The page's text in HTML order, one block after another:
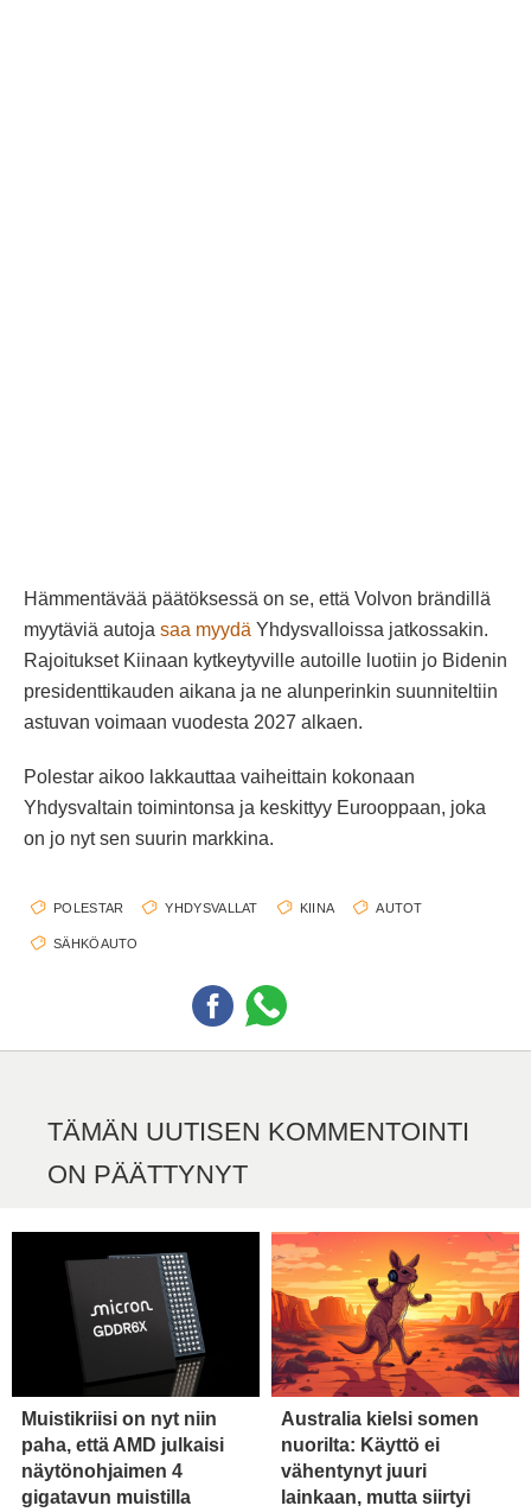
Hämmentävää päätöksessä on se, että Volvon brändillä
myytäviä autoja saa myydä Yhdysvalloissa jatkossakin.
Rajoitukset Kiinaan kytkeytyville autoille luotiin jo Bidenin
presidenttikauden aikana ja ne alunperinkin suunniteltiin
astuvan voimaan vuodesta 2027 alkaen.
Polestar aikoo lakkauttaa vaiheittain kokonaan
Yhdysvaltain toimintonsa ja keskittyy Eurooppaan, joka
on jo nyt sen suurin markkina.
POLESTAR YHDYSVALLAT KIINA AUTOT
SÄHKÖAUTO
TÄMÄN UUTISEN KOMMENTOINTI
ON PÄÄTTYNYT
Muistikriisi on nyt niin
paha, että AMD julkaisi
näytönohjaimen 4
gigatavun muistilla
Australia kielsi somen
nuorilta: Käyttö ei
vähentynyt juuri
lainkaan, mutta siirtyi